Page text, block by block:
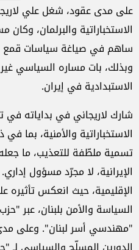
على مدى عقود، شغل علي
الاستخباراتية والبرلمان، وكان
ساهم في صياغة سياسات قمع
وبذلك، بات مساره السياسي
الاستبدادية في إيران.
شارك لاريجاني في بداياته في
الاستخباراتية والأمنية، بما
تسمية ملطّفة للتعذيب، ما
الإيرانية، لا مجرّد مسؤول
الإقليمية، حيث انعكس
السياسة والأمن بلبنان، عبر
"مهندسي أسر لبنان". وعلى